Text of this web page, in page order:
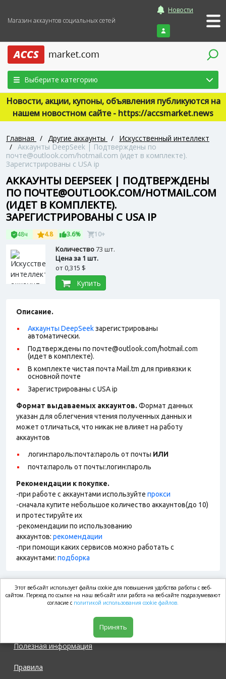
Магазин аккаунтов социальных сетей
Новости
Войти
Выберите категорию
Новости, акции, купоны, объявления публикуются на
нашем новостном сайте - https://accsmarket.news
Главная / Другие аккаунты /
Искусственный интеллект
/ Аккаунты DeepSeek | Подтверждены по
почте@outlook.com/hotmail.com (идет в комплекте).
Зарегистрированы с USA ip
АККАУНТЫ DEEPSEEK | ПОДТВЕРЖДЕНЫ
ПО ПОЧТЕ@OUTLOOK.COM/HOTMAIL.COM
(ИДЕТ В КОМПЛЕКТЕ).
ЗАРЕГИСТРИРОВАНЫ С USA IP
48ч 4.8 3.6% 10+
Количество73 шт.
Цена за 1 шт.
от0,315 $
Купить
Описание.
Аккаунты DeepSeekзарегистрированы
автоматически.
Подтверждены по почте@outlook.com/hotmail.com
(идет в комплекте).
В комплекте чистая почта Mail.tm для привязки к
основной почте
Зарегистрированы с USA ip
Формат выдаваемых аккаунтов. Формат данных
указан для облегчения чтения полученных данных и
может отличаться, что никак не влияет на работу
аккаунтов
логин:пароль:почта:пароль от почты ИЛИ
почта:пароль от почты:логин:пароль
Рекомендации к покупке.
-при работе с аккаунтами используйте прокси
-сначала купите небольшое количество аккаунтов(до 10)
и протестируйте их
-рекомендации по использованию
аккаунтов: рекомендации
-при помощи каких сервисов можно работать с
аккаунтами: подборка
market.com
Полезная информация
Правила
Этот веб-сайт использует файлы cookie для повышения удобства работы с веб-
сайтом. Переход по ссылке на наш веб-сайт или работа на веб-сайте подразумевают
согласие с политикой использования cookie файлов.
Принять